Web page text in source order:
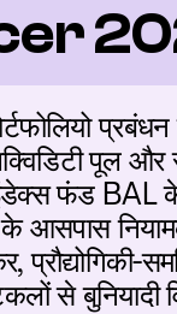
पूल और
इंडेक्स फंड
के आसपास
से बुनियादी